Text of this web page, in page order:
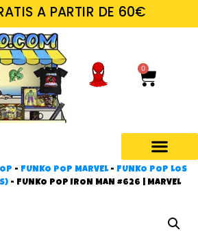
A PARTIR DE 60€
0
- FUNKO POP MARVEL- FUNKO POP LOS
- FUNKO POP IRON MAN #626 | MARVEL